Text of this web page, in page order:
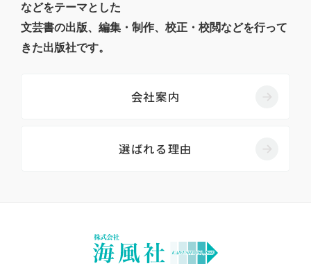
などをテーマとした
文芸書の出版、編集・制作、校正・校閲などを行って
きた出版社です。
会社案内
選ばれる理由